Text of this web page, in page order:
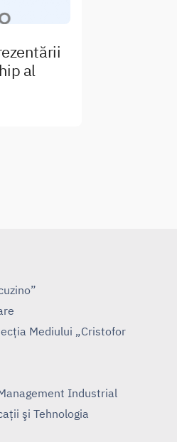
al
Mediului „Cristofor
Industrial
şi Tehnologia